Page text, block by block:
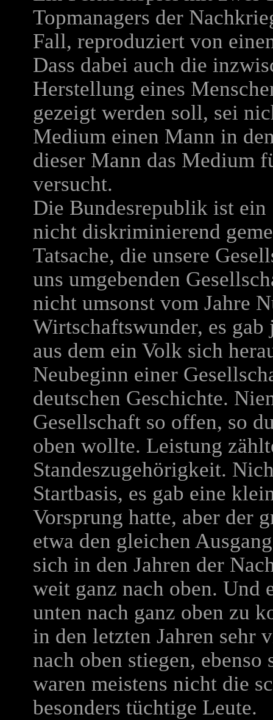
Topmanagers der
Fall, reproduziert von
Dass dabei auch die
Herstellung eines
gezeigt werden soll, sei
Medium einen Mann in
dieser Mann das Medium
versucht.
Die Bundesrepublik ist
nicht diskriminierend
Tatsache, die unsere
uns umgebenden
nicht umsonst vom Jahre
Wirtschaftswunder, es
aus dem ein Volk sich
Neubeginn einer
deutschen Geschichte.
Gesellschaft so offen, so
oben wollte. Leistung
Standeszugehörigkeit.
Startbasis, es gab eine
Vorsprung hatte, aber der
etwa den gleichen
sich in den Jahren der
weit ganz nach oben. Und
unten nach ganz oben zu
in den letzten Jahren sehr
nach oben stiegen,
waren meistens nicht die
besonders tüchtige Leute.